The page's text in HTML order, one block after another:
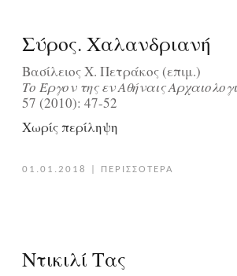
Σύρος. Χαλανδριανή
Βασίλειος Χ. Πετράκος (επιμ.)
Tο Έργον της εν Aθήναις
57 (2010): 47-52
Χωρίς περίληψη
01.01.2018 ΠΕΡΙΣΣΟΤΕΡΑ
Ντικιλί Τας